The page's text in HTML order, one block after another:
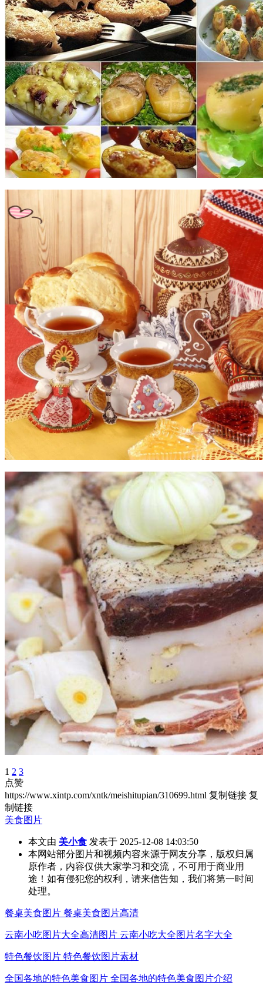
1 2 3
点赞
https://www.xintp.com/xntk/meishitupian/310699.html 复制链接 复
制链接
美食图片
本文由 美小食 发表于 2025-12-08 14:03:50
本网站部分图片和视频内容来源于网友分享，版权归属
原作者，内容仅供大家学习和交流，不可用于商业用
途！如有侵犯您的权利，请来信告知，我们将第一时间
处理。
餐桌美食图片 餐桌美食图片高清
云南小吃图片大全高清图片 云南小吃大全图片名字大全
特色餐饮图片 特色餐饮图片素材
全国各地的特色美食图片 全国各地的特色美食图片介绍